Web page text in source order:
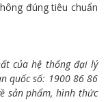
đúng tiêu chuẩn
của hệ thống đại lý
quốc số: 1900 86 86
sản phẩm, hình thức